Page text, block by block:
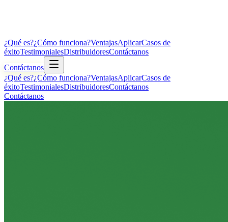
¿Qué es?¿Cómo funciona?VentajasAplicarCasos de
éxitoTestimonialesDistribuidoresContáctanos
Contáctanos
¿Qué es?¿Cómo funciona?VentajasAplicarCasos de
éxitoTestimonialesDistribuidoresContáctanos
Contáctanos